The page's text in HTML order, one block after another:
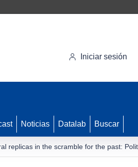
Iniciar sesión
Noticias Datalab Buscar
replicas in the scramble for the past: